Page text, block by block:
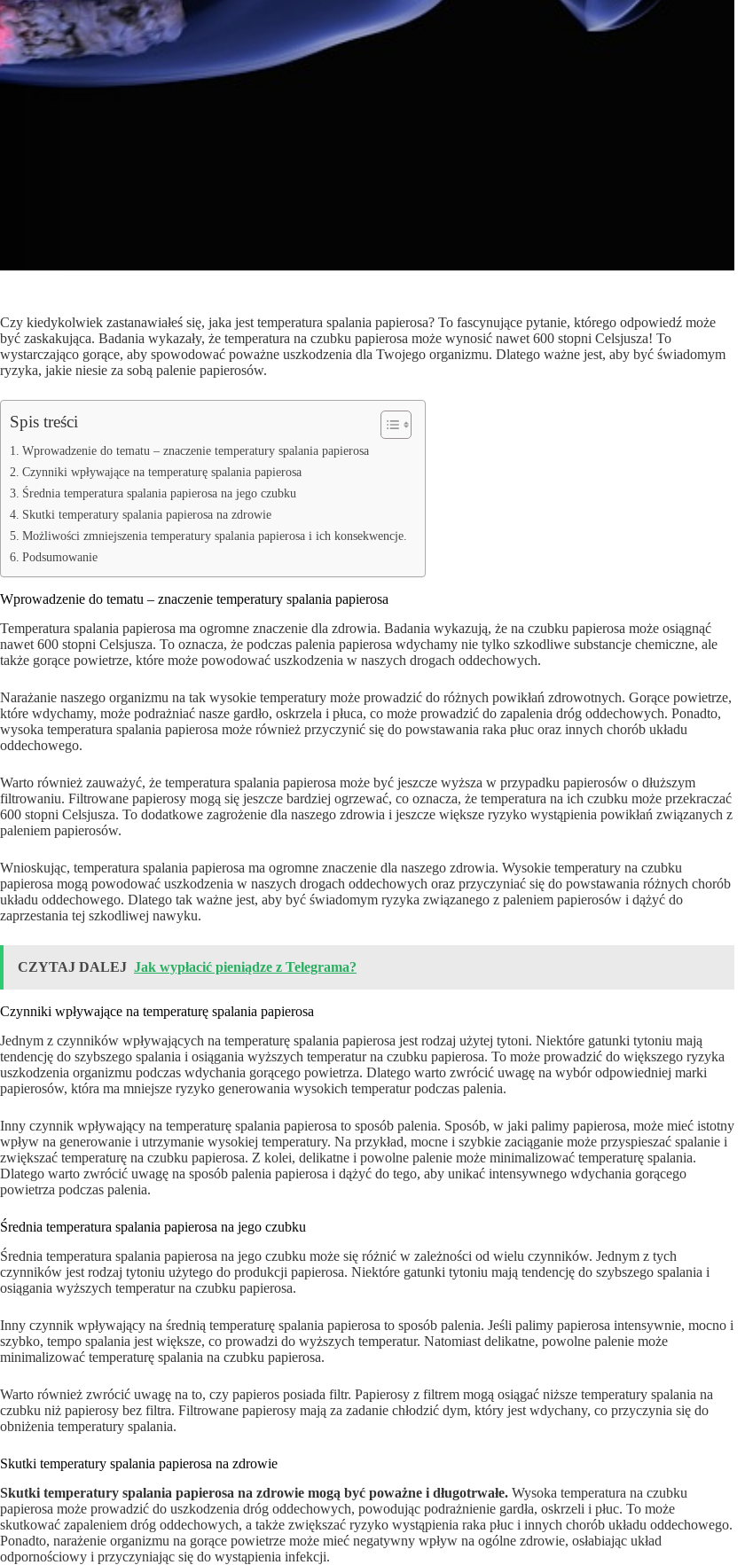
Czy kiedykolwiek zastanawiałeś się, jaka jest temperatura spalania papierosa? To fascynujące pytanie, którego odpowiedź może
być zaskakująca. Badania wykazały, że temperatura na czubku papierosa może wynosić nawet 600 stopni Celsjusza! To
wystarczająco gorące, aby spowodować poważne uszkodzenia dla Twojego organizmu. Dlatego ważne jest, aby być świadomym
ryzyka, jakie niesie za sobą palenie papierosów.
Spis treści
Wprowadzenie do tematu – znaczenie temperatury spalania papierosa
Czynniki wpływające na temperaturę spalania papierosa
Średnia temperatura spalania papierosa na jego czubku
Skutki temperatury spalania papierosa na zdrowie
Możliwości zmniejszenia temperatury spalania papierosa i ich konsekwencje.
Podsumowanie
Wprowadzenie do tematu – znaczenie temperatury spalania papierosa
Temperatura spalania papierosa ma ogromne znaczenie dla zdrowia. Badania wykazują, że na czubku papierosa może osiągnąć
nawet 600 stopni Celsjusza. To oznacza, że podczas palenia papierosa wdychamy nie tylko szkodliwe substancje chemiczne, ale
także gorące powietrze, które może powodować uszkodzenia w naszych drogach oddechowych.
Narażanie naszego organizmu na tak wysokie temperatury może prowadzić do różnych powikłań zdrowotnych. Gorące powietrze,
które wdychamy, może podrażniać nasze gardło, oskrzela i płuca, co może prowadzić do zapalenia dróg oddechowych. Ponadto,
wysoka temperatura spalania papierosa może również przyczynić się do powstawania raka płuc oraz innych chorób układu
oddechowego.
Warto również zauważyć, że temperatura spalania papierosa może być jeszcze wyższa w przypadku papierosów o dłuższym
filtrowaniu. Filtrowane papierosy mogą się jeszcze bardziej ogrzewać, co oznacza, że temperatura na ich czubku może przekraczać
600 stopni Celsjusza. To dodatkowe zagrożenie dla naszego zdrowia i jeszcze większe ryzyko wystąpienia powikłań związanych z
paleniem papierosów.
Wnioskując, temperatura spalania papierosa ma ogromne znaczenie dla naszego zdrowia. Wysokie temperatury na czubku
papierosa mogą powodować uszkodzenia w naszych drogach oddechowych oraz przyczyniać się do powstawania różnych chorób
układu oddechowego. Dlatego tak ważne jest, aby być świadomym ryzyka związanego z paleniem papierosów i dążyć do
zaprzestania tej szkodliwej nawyku.
CZYTAJ DALEJ Jak wypłacić pieniądze z Telegrama?
Czynniki wpływające na temperaturę spalania papierosa
Jednym z czynników wpływających na temperaturę spalania papierosa jest rodzaj użytej tytoni. Niektóre gatunki tytoniu mają
tendencję do szybszego spalania i osiągania wyższych temperatur na czubku papierosa. To może prowadzić do większego ryzyka
uszkodzenia organizmu podczas wdychania gorącego powietrza. Dlatego warto zwrócić uwagę na wybór odpowiedniej marki
papierosów, która ma mniejsze ryzyko generowania wysokich temperatur podczas palenia.
Inny czynnik wpływający na temperaturę spalania papierosa to sposób palenia. Sposób, w jaki palimy papierosa, może mieć istotny
wpływ na generowanie i utrzymanie wysokiej temperatury. Na przykład, mocne i szybkie zaciąganie może przyspieszać spalanie i
zwiększać temperaturę na czubku papierosa. Z kolei, delikatne i powolne palenie może minimalizować temperaturę spalania.
Dlatego warto zwrócić uwagę na sposób palenia papierosa i dążyć do tego, aby unikać intensywnego wdychania gorącego
powietrza podczas palenia.
Średnia temperatura spalania papierosa na jego czubku
Średnia temperatura spalania papierosa na jego czubku może się różnić w zależności od wielu czynników. Jednym z tych
czynników jest rodzaj tytoniu użytego do produkcji papierosa. Niektóre gatunki tytoniu mają tendencję do szybszego spalania i
osiągania wyższych temperatur na czubku papierosa.
Inny czynnik wpływający na średnią temperaturę spalania papierosa to sposób palenia. Jeśli palimy papierosa intensywnie, mocno i
szybko, tempo spalania jest większe, co prowadzi do wyższych temperatur. Natomiast delikatne, powolne palenie może
minimalizować temperaturę spalania na czubku papierosa.
Warto również zwrócić uwagę na to, czy papieros posiada filtr. Papierosy z filtrem mogą osiągać niższe temperatury spalania na
czubku niż papierosy bez filtra. Filtrowane papierosy mają za zadanie chłodzić dym, który jest wdychany, co przyczynia się do
obniżenia temperatury spalania.
Skutki temperatury spalania papierosa na zdrowie
Skutki temperatury spalania papierosa na zdrowie mogą być poważne i długotrwałe. Wysoka temperatura na czubku
papierosa może prowadzić do uszkodzenia dróg oddechowych, powodując podrażnienie gardła, oskrzeli i płuc. To może
skutkować zapaleniem dróg oddechowych, a także zwiększać ryzyko wystąpienia raka płuc i innych chorób układu oddechowego.
Ponadto, narażenie organizmu na gorące powietrze może mieć negatywny wpływ na ogólne zdrowie, osłabiając układ
odpornościowy i przyczyniając się do wystąpienia infekcji.